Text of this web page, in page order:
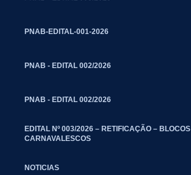
PNAB-EDITAL-001-2026
PNAB - EDITAL 002/2026
PNAB - EDITAL 002/2026
EDITAL Nº 003/2026 – RETIFICAÇÃO – BLOCOS
CARNAVALESCOS
NOTICIAS